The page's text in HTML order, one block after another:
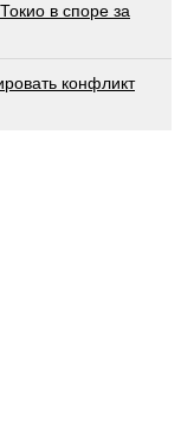
в споре за
конфликт